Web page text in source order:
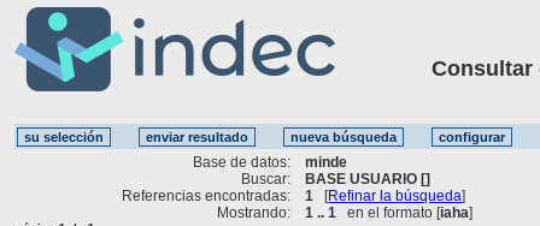
Consultar
Base de datos:
minde
Buscar:
BASE USUARIO []
Referencias encontradas:
1 [Refinar la búsqueda]
Mostrando:
1 .. 1 en el formato [iaha]